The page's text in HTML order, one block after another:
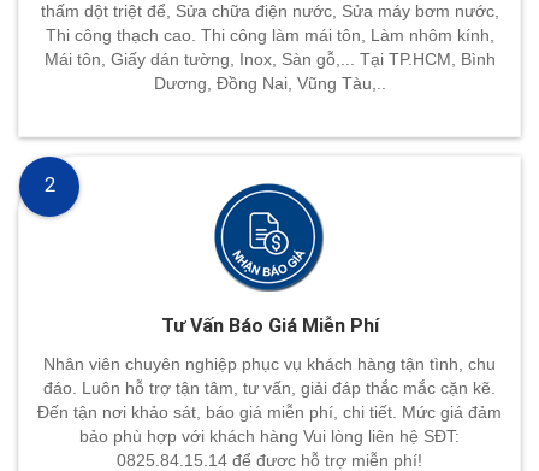
thấm dột triệt để, Sửa chữa điện nước, Sửa máy bơm nước,
Thi công thạch cao. Thi công làm mái tôn, Làm nhôm kính,
Mái tôn, Giấy dán tường, Inox, Sàn gỗ,... Tại TP.HCM, Bình
Dương, Đồng Nai, Vũng Tàu,..
Tư Vấn Báo Giá Miễn Phí
Nhân viên chuyên nghiệp phục vụ khách hàng tận tình, chu
đáo. Luôn hỗ trợ tận tâm, tư vấn, giải đáp thắc mắc cặn kẽ.
Đến tận nơi khảo sát, báo giá miễn phí, chi tiết. Mức giá đảm
bảo phù hợp với khách hàng Vui lòng liên hệ SĐT:
0825.84.15.14 để đươc hỗ trợ miễn phí!
2